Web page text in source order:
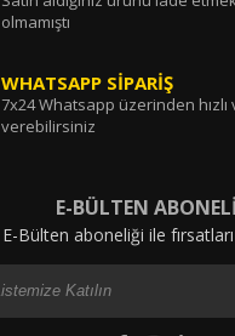
olmamıştı
WHATSAPP SİPARİŞ
7x24 Whatsapp üzerinden
verebilirsiniz
E-BÜLTEN
E-Bülten aboneliği ile fırsatları